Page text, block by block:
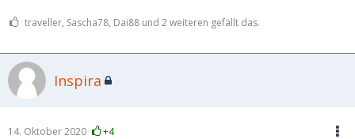
traveller, Sascha78, Dai88 und 2 weiteren gefällt das.
Inspira
14. Oktober 2020 +4